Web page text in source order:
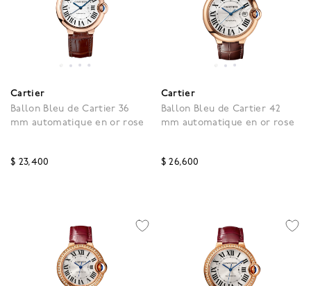
Cartier
Ballon Bleu de Cartier 36
mm automatique en or rose
$ 23,400
Cartier
Ballon Bleu de Cartier 42
mm automatique en or rose
$ 26,600